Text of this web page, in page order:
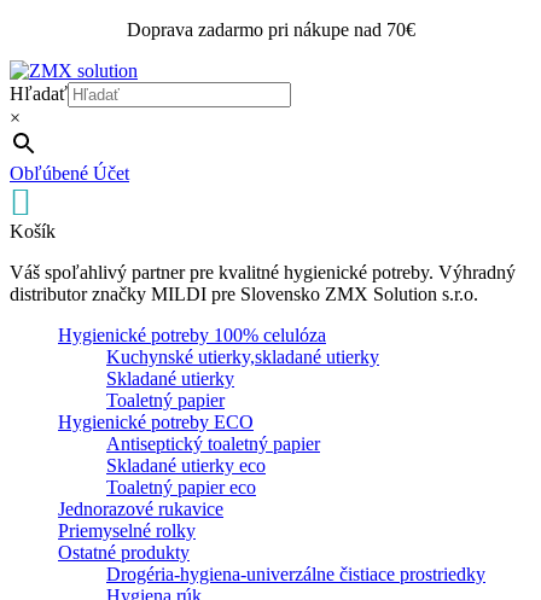
Doprava zadarmo pri nákupe nad 70€
Hľadať
×
Obľúbené Účet
Košík
Váš spoľahlivý partner pre kvalitné hygienické potreby. Výhradný
distributor značky MILDI pre Slovensko ZMX Solution s.r.o.
Hygienické potreby 100% celulóza
Kuchynské utierky,skladané utierky
Skladané utierky
Toaletný papier
Hygienické potreby ECO
Antiseptický toaletný papier
Skladané utierky eco
Toaletný papier eco
Jednorazové rukavice
Priemyselné rolky
Ostatné produkty
Drogéria-hygiena-univerzálne čistiace prostriedky
Hygiena rúk